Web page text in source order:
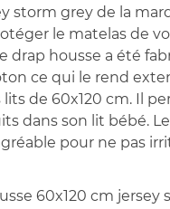
storm grey de la
le matelas de
drap housse a été
ce qui le rend
de 60x120 cm. Il
dans son lit bébé.
pour ne pas
60x120 cm jersey